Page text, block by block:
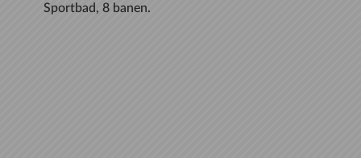
Sportbad, 8 banen.